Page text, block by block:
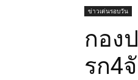
ข่าวเด่นรอบวัน
กอง
รก4